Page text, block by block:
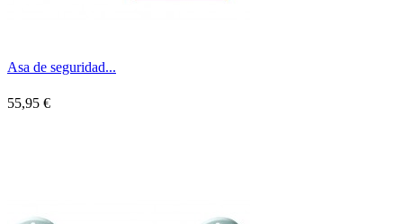
Asa de seguridad...
55,95 €